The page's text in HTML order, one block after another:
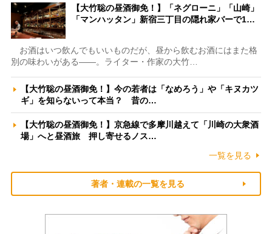
【大竹聡の昼酒御免！】「ネグローニ」「山崎」
「マンハッタン」新宿三丁目の隠れ家バーで1…
お酒はいつ飲んでもいいものだが、昼から飲むお酒にはまた格
別の味わいがある――。ライター・作家の大竹…
【大竹聡の昼酒御免！】今の若者は「なめろう」や「キヌカツ
ギ」を知らないって本当？ 昔の…
【大竹聡の昼酒御免！】京急線で多摩川越えて「川崎の大衆酒
場」へと昼酒旅 押し寄せるノス…
一覧を見る
著者・連載の一覧を見る